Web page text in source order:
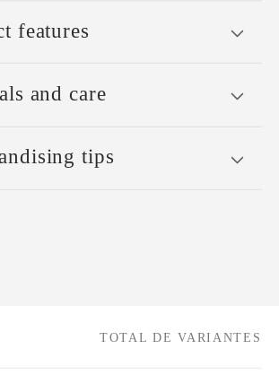
features
and care
tips
TOTAL DE VARIANTES